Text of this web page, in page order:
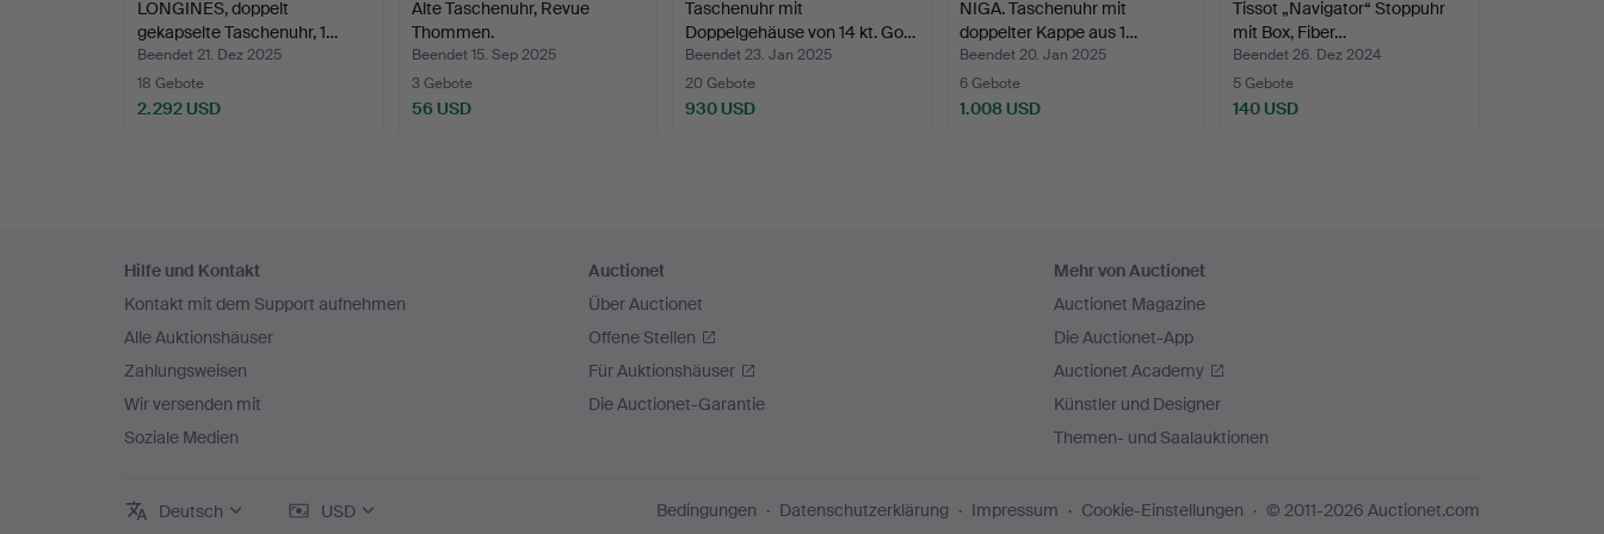
LONGINES, doppelt
gekapselte Taschenuhr, 1…
Beendet 21. Dez 2025
18 Gebote
2.292 USD
Alte Taschenuhr, Revue
Thommen.
Beendet 15. Sep 2025
3 Gebote
56 USD
Taschenuhr mit
Doppelgehäuse von 14 kt. Go…
Beendet 23. Jan 2025
20 Gebote
930 USD
NIGA. Taschenuhr mit
doppelter Kappe aus 1…
Beendet 20. Jan 2025
6 Gebote
1.008 USD
Tissot „Navigator“ Stoppuhr
mit Box, Fiber…
Beendet 26. Dez 2024
5 Gebote
140 USD
Navigation
Hilfe und Kontakt
Kontakt mit dem Support aufnehmen
Alle Auktionshäuser
Zahlungsweisen
Wir versenden mit
Soziale Medien
Auctionet
Über Auctionet
Offene Stellen
Für Auktionshäuser
Die Auctionet-Garantie
Mehr von Auctionet
Auctionet Magazine
Die Auctionet-App
Auctionet Academy
Künstler und Designer
Themen- und Saalauktionen
Deutsch USD Bedingungen Datenschutzerklärung Impressum Cookie-Einstellungen © 2011-2026 Auctionet.com